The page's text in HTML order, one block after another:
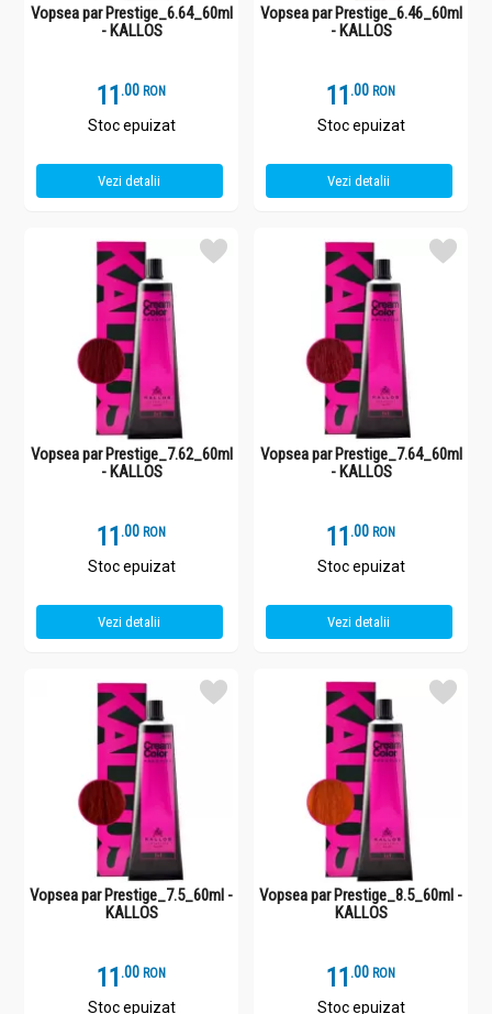
Vopsea par Prestige_6.64_60ml
- KALLOS
11 .0 RON
Stoc epuizat
Vezi detalii
Vopsea par Prestige_6.46_60ml
- KALLOS
11 .0 RON
Stoc epuizat
Vezi detalii
Vopsea par Prestige_7.62_60ml
- KALLOS
11 .0 RON
Stoc epuizat
Vezi detalii
Vopsea par Prestige_7.64_60ml
- KALLOS
11 .0 RON
Stoc epuizat
Vezi detalii
Vopsea par Prestige_7.5_60ml -
KALLOS
11 .0 RON
Stoc epuizat
Vopsea par Prestige_8.5_60ml -
KALLOS
11 .0 RON
Stoc epuizat